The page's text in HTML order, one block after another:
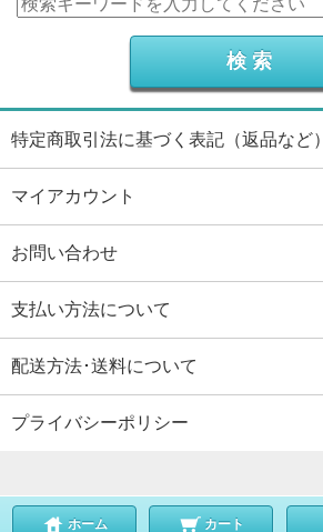
特定商取引法に基づく表記（返品など）
マイアカウント
お問い合わせ
支払い方法について
配送方法･送料について
プライバシーポリシー
ホーム カート